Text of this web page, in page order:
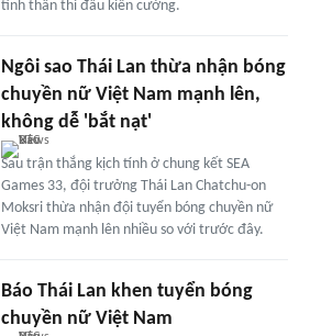
tinh thần thi đấu kiên cường.
Ngôi sao Thái Lan thừa nhận bóng
chuyền nữ Việt Nam mạnh lên,
không dễ 'bắt nạt'
Sau trận thắng kịch tính ở chung kết SEA
Games 33, đội trưởng Thái Lan Chatchu-on
Moksri thừa nhận đội tuyển bóng chuyền nữ
Việt Nam mạnh lên nhiều so với trước đây.
Báo Thái Lan khen tuyển bóng
chuyền nữ Việt Nam